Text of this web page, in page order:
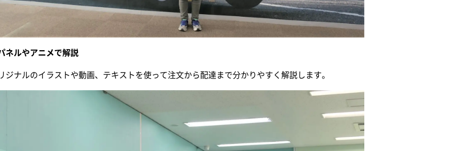
ネルやアニメで解説
ジナルのイラストや動画、テキストを使って注文から配達まで分かりやすく解説します。